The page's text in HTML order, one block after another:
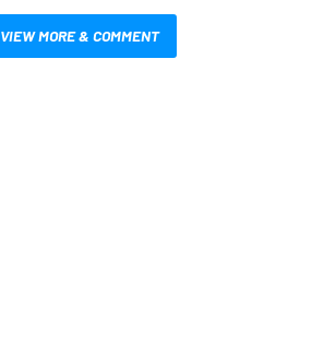
VIEW MORE & COMMENT